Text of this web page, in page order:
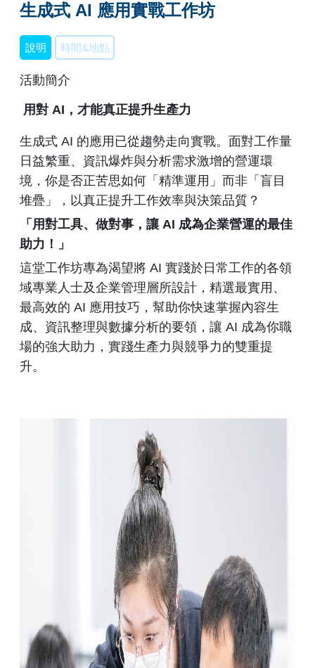
生成式 AI 應用實戰工作坊
說明 時間&地點
活動簡介
用對 AI，才能真正提升生產力
生成式 AI 的應用已從趨勢走向實戰。面對工作量
日益繁重、資訊爆炸與分析需求激增的營運環
境，你是否正苦思如何「精準運用」而非「盲目
堆疊」，以真正提升工作效率與決策品質？
「用對工具、做對事，讓 AI 成為企業營運的最佳
助力！」
這堂工作坊專為渴望將 AI 實踐於日常工作的各領
域專業人士及企業管理層所設計，精選最實用、
最高效的 AI 應用技巧，幫助你快速掌握內容生
成、資訊整理與數據分析的要領，讓 AI 成為你職
場的強大助力，實踐生產力與競爭力的雙重提
升。